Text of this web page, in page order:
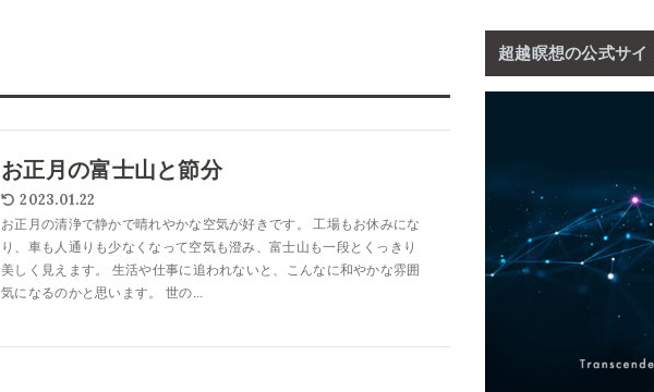
お正月の富士山と節分
2023.01.22
お正月の清浄で静かで晴れやかな空気が好きです。 工場もお休みにな
り、車も人通りも少なくなって空気も澄み、富士山も一段とくっきり
美しく見えます。 生活や仕事に追われないと、こんなに和やかな雰囲
気になるのかと思います。 世の...
超越瞑想の公式サイ